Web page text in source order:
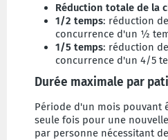
Réduction totale de la
1/2 temps: réduction
concurrence d'un ½
1/5 temps: réduction
concurrence d'un 4/5
Durée maximale par
Période d'un mois pouvant
seule fois pour une
par personne nécessitant